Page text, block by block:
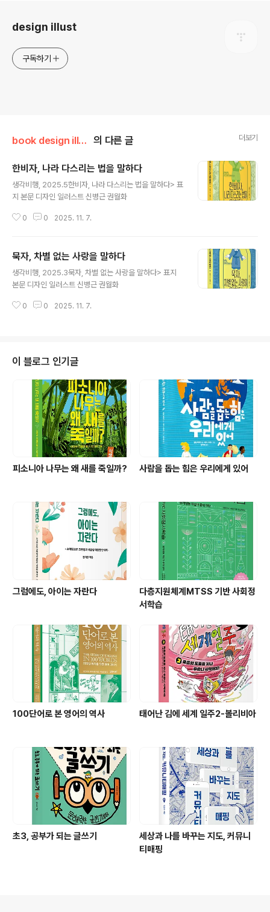
design illust
구독하기
book design illust 의 다른 글 더보기
한비자, 나라 다스리는 법을 말하다
생각비행, 2025.5한비자, 나라 다스리는 법을 말하다> 표
지 본문 디자인 일러스트 신병근 권월화
0 0 2025. 11. 7.
묵자, 차별 없는 사랑을 말하다
생각비행, 2025.3묵자, 차별 없는 사랑을 말하다> 표지
본문 디자인 일러스트 신병근 권월화
0 0 2025. 11. 7.
이 블로그 인기글
피소니아 나무는 왜 새를 죽일까? 사람을 돕는 힘은 우리에게 있어
그럼에도, 아이는 자란다
다층지원체계MTSS 기반 사회정
서학습
100단어로 본 영어의 역사 태어난 김에 세계 일주2-볼리비아
초3, 공부가 되는 글쓰기
세상과 나를 바꾸는 지도, 커뮤니
티매핑